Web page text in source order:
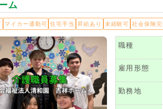
ム
マイカー通勤可 住宅手当 昇給あり 未経験可 社会保険完
職種
雇用形態
勤務地